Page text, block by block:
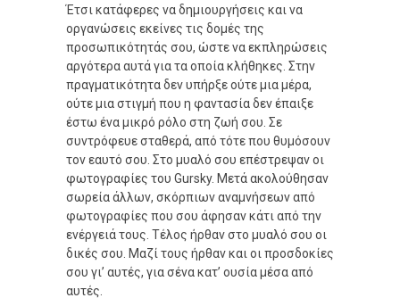
Έτσι κατάφερες να δημιουργήσεις και να
οργανώσεις εκείνες τις δομές της
προσωπικότητάς σου, ώστε να εκπληρώσεις
αργότερα αυτά για τα οποία κλήθηκες. Στην
πραγματικότητα δεν υπήρξε ούτε μια μέρα,
ούτε μια στιγμή που η φαντασία δεν έπαιξε
έστω ένα μικρό ρόλο στη ζωή σου. Σε
συντρόφευε σταθερά, από τότε που θυμόσουν
τον εαυτό σου. Στο μυαλό σου επέστρεψαν οι
φωτογραφίες του Gursky. Μετά ακολούθησαν
σωρεία άλλων, σκόρπιων αναμνήσεων από
φωτογραφίες που σου άφησαν κάτι από την
ενέργειά τους. Τέλος ήρθαν στο μυαλό σου οι
δικές σου. Μαζί τους ήρθαν και οι προσδοκίες
σου γι’ αυτές, για σένα κατ’ ουσία μέσα από
αυτές.